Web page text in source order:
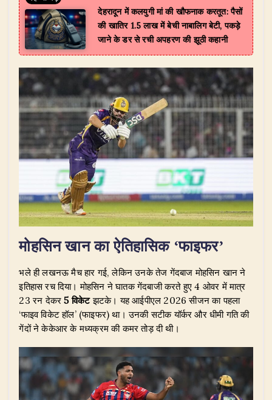
देहरादून में कलयुगी मां की खौफनाक करतूत: पैसों
की खातिर 1.5 लाख में बेची नाबालिग बेटी, पकड़े
जाने के डर से रची अपहरण की झूठी कहानी
मोहसिन खान का ऐतिहासिक ‘फाइफर’
​भले ही लखनऊ मैच हार गई, लेकिन उनके तेज गेंदबाज मोहसिन खान ने
इतिहास रच दिया। मोहसिन ने घातक गेंदबाजी करते हुए 4 ओवर में मात्र
23 रन देकर5 विकेटझटके। यह आईपीएल 2026 सीजन का पहला
‘फाइव विकेट हॉल’ (फाइफर) था। उनकी सटीक यॉर्कर और धीमी गति की
गेंदों ने केकेआर के मध्यक्रम की कमर तोड़ दी थी।